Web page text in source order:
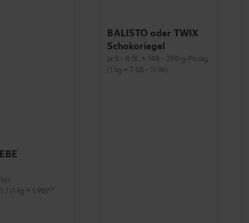
/ (1 kg = 1.98)**
BALISTO oder TWIX
Schokoriegel
je 5 - 8 St. = 148 - 250-g-Packg.
(1 kg = 7.08 - 11.96)